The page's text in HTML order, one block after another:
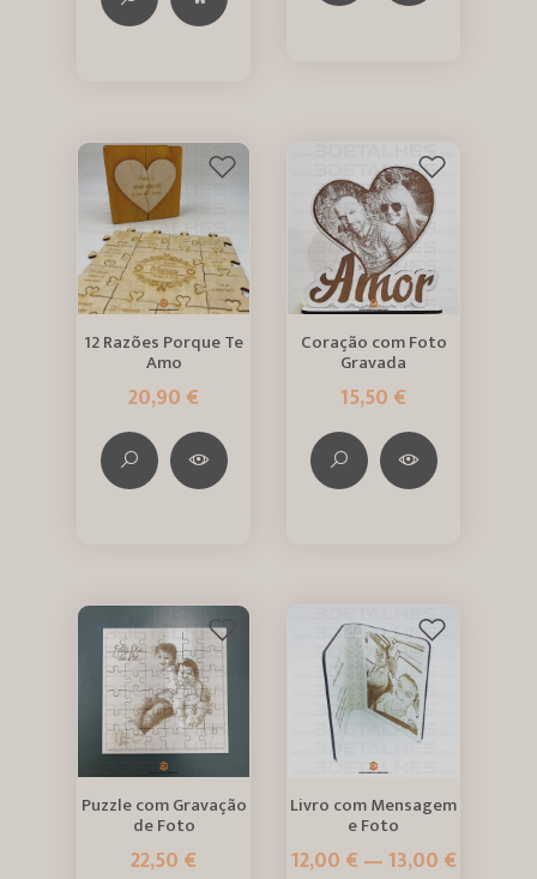
12 Razões Porque Te
Amo
20,90 €
Coração com Foto
Gravada
15,50 €
Puzzle com Gravação
de Foto
22,50 €
Livro com Mensagem
e Foto
12,00 € — 13,00 €